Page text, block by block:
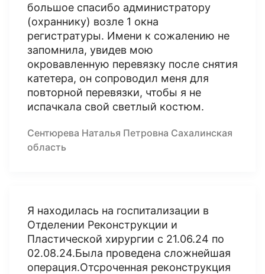
большое спасибо администратору
(охраннику) возле 1 окна
регистратуры. Имени к сожалению не
запомнила, увидев мою
окровавленную перевязку после снятия
катетера, он сопроводил меня для
повторной перевязки, чтобы я не
испачкала свой светлый костюм.
Сентюрева Наталья Петровна Сахалинская
область
Я находилась на госпитализации в
Отделении Реконструкции и
Пластической хирургии с 21.06.24 по
02.08.24.Была проведена сложнейшая
операция.Отсроченная реконструкция